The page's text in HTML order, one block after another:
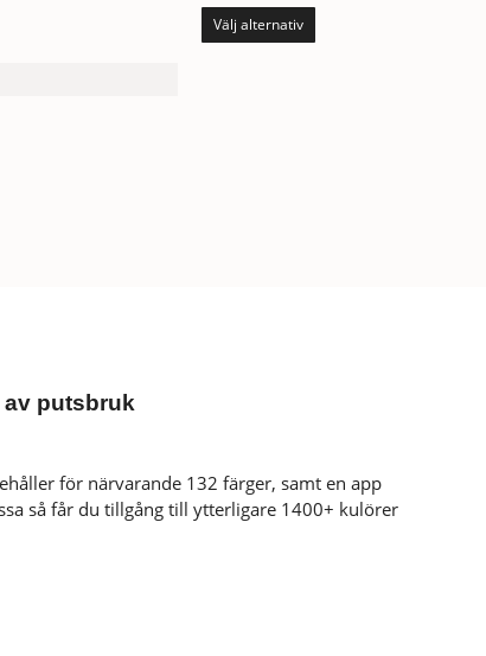
Välj alternativ
putsbruk
för närvarande 132 färger, samt en app
så får du tillgång till ytterligare 1400+ kulörer